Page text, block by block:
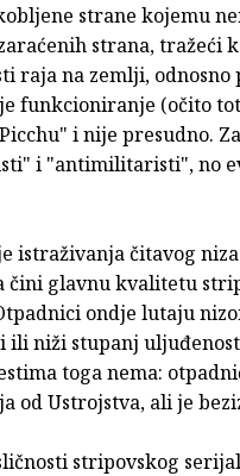
strane kojemu
strana, tražeći
raja na zemlji,
funkcioniranje (očito
i nije presudno.
i "antimilitaristi", no
istraživanja čitavog
čini glavnu kvalitetu
ondje lutaju
ili niži stupanj
toga nema:
od Ustrojstva, ali je
stripovskog